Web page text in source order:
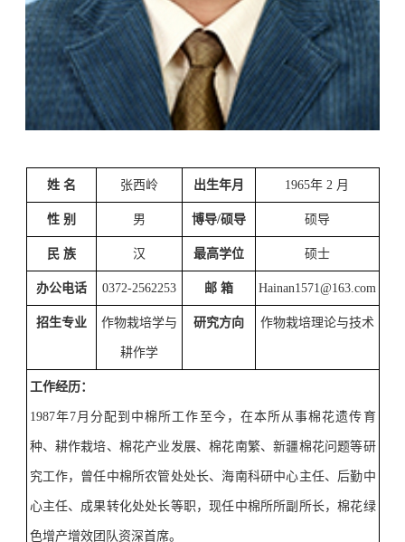
姓 名 张西岭 出生年月 1965年 2 月
性 别 男 博导/硕导 硕导
民 族 汉 最高学位 硕士
办公电话 0372-2562253 邮 箱 Hainan1571@163.com
招生专业 作物栽培学与
耕作学
研究方向 作物栽培理论与技术
工作经历 ：
1987年7月分配到中棉所工作至今，在本所从事棉花遗传育
种、耕作栽培、棉花产业发展、棉花南繁、新疆棉花问题等研
究工作，曾任中棉所农管 处处长、海南科研中心主任、后勤中
心主任、成果转化处处长等职，现任中棉所所副 所长，棉花绿
色增产增效团队资深首席。